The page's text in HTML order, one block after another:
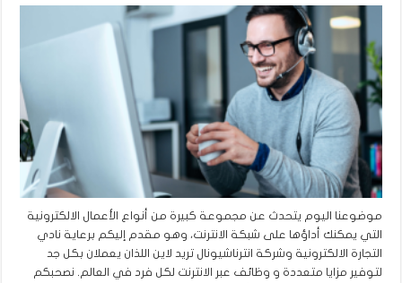
موضوعنا اليوم يتحدث عن مجموعة كبيرة من أنواع الأعمال الالكترونية
التي يمكنك أداؤها على شبكة الانترنت، وهو مقدم إليكم برعاية نادي
التجارة الالكترونية وشركة انترناشيونال تريد لاين اللذان يعملان بكل جد
لتوفير مزايا متعددة و وظائف عبر الانترنت لكل فرد في العالم. نصحبكم